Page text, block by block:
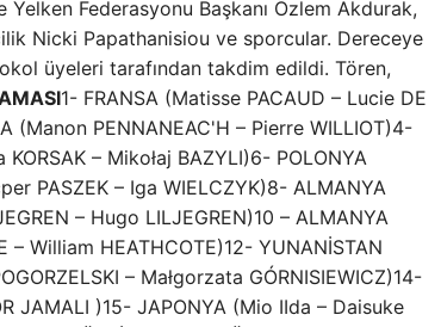
Federasyonu Başkanı Özlem Akdurak,
Nicki Papathanisiou ve sporcular. Dereceye
üyeleri tarafından takdim edildi. Tören,
1- FRANSA (Matisse PACAUD – Lucie DE
(Manon PENNANEAC'H – Pierre WILLIOT)4-
– Mikołaj BAZYLI)6- POLONYA
PASZEK – Iga WIELCZYK)8- ALMANYA
– Hugo LILJEGREN)10 – ALMANYA
– William HEATHCOTE)12- YUNANİSTAN
– Małgorzata GÓRNISIEWICZ)14-
JAMALI )15- JAPONYA (Mio IIda – Daisuke